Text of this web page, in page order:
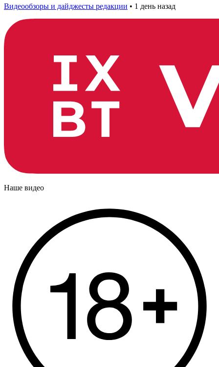
Видеообзоры и дайджесты редакции • 1 день назад
Наше видео